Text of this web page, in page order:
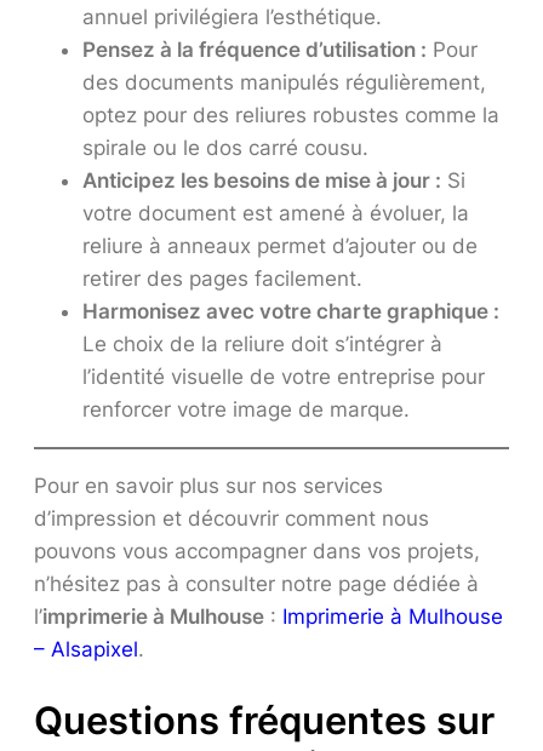
annuel privilégiera l’esthétique.
Pensez à la fréquence d’utilisation : Pour
des documents manipulés régulièrement,
optez pour des reliures robustes comme la
spirale ou le dos carré cousu.
Anticipez les besoins de mise à jour : Si
votre document est amené à évoluer, la
reliure à anneaux permet d’ajouter ou de
retirer des pages facilement.
Harmonisez avec votre charte graphique :
Le choix de la reliure doit s’intégrer à
l’identité visuelle de votre entreprise pour
renforcer votre image de marque.
Pour en savoir plus sur nos services
d’impression et découvrir comment nous
pouvons vous accompagner dans vos projets,
n’hésitez pas à consulter notre page dédiée à
l’imprimerie à Mulhouse : Imprimerie à Mulhouse
– Alsapixel.
Questions fréquentes sur